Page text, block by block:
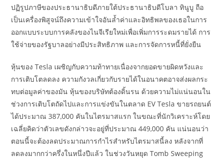
ปฏิรูปภาษีของประธานาธิบดีภายใต้ประธานาธิบดีโบลา ทินูบู ถือ
เป็นเครื่องพิสูจน์ถึงความเข้าใจอันล้ำค่าและอิทธิพลของเธอในการ
ออกแบบระบบการคลังของไนจีเรียใหม่เพื่อเพิ่มการระดมรายได้ การ
ใช้จ่ายของรัฐบาลอย่างมีประสิทธิภาพ และการจัดการหนี้ที่ยั่งยืน
หุ้นของ Tesla เผชิญกับความท้าทายเนื่องจากยอดขายผิดหวังและ
การเติบโตลดลง ความกังวลเกี่ยวกับรายได้ในอนาคตอาจส่งผลกระ
ทบต่อมูลค่าของมัน หุ้นของบริษัทต้องดิ้นรน ด้วยความไม่แน่นอนใน
ช่วงการเติบโตถัดไปและการแข่งขันในตลาด EV Tesla ขายรถยนต์
ได้ประมาณ 387,000 คันในไตรมาสแรก ในขณะที่นักวิเคราะห์โดย
เฉลี่ยคิดว่าตัวเลขดังกล่าวจะอยู่ที่ประมาณ 449,000 คัน แน่นอนว่า
ตอนนี้จะต้องลดประมาณการกำไรสำหรับไตรมาสนี้ลง หลังจากที่
ลดลงมากกว่าครึ่งในหนึ่งปีแล้ว ในช่วงวันหยุด Tomb Sweeping